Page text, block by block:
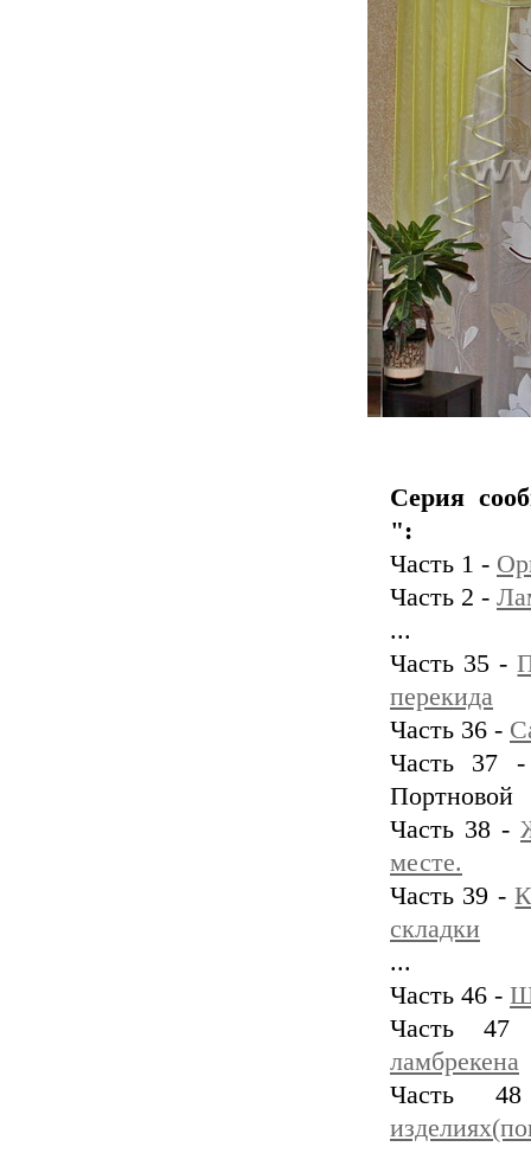
Серия
":
Часть 1 -
Часть 2 -
...
Часть 35 -
перекида
Часть 36 -
Часть 37
Портновой
Часть 38 -
месте.
Часть 39 -
складки
...
Часть 46 -
Часть
ламбрекена
Часть